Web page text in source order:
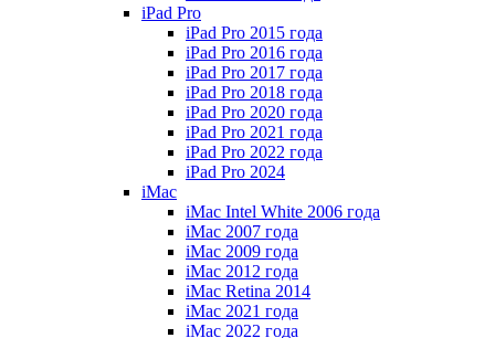
iPad Pro
iPad Pro 2015 года
iPad Pro 2016 года
iPad Pro 2017 года
iPad Pro 2018 года
iPad Pro 2020 года
iPad Pro 2021 года
iPad Pro 2022 года
iPad Pro 2024
iMac
iMac Intel White 2006 года
iMac 2007 года
iMac 2009 года
iMac 2012 года
iMac Retina 2014
iMac 2021 года
iMac 2022 года